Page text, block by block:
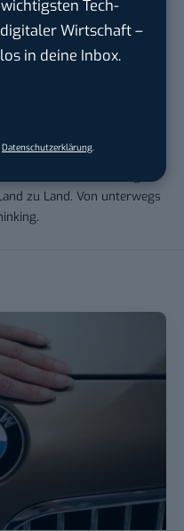
Tech-
digitaler Wirtschaft –
in deine Inbox.
Datenschutzerklärung.
sie als CvD, Moderatorin
hat sie allerdings
zu Land. Von unterwegs